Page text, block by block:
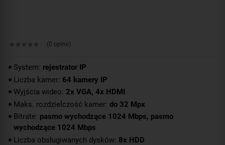
(0 opinii)
System: rejestrator IP
Liczba kamer: 64 kamery IP
Wyjścia wideo: 2x VGA, 4x HDMI
Maks. rozdzielczość kamer: do 32 Mpx
Bitrate: pasmo wychodzące 1024 Mbps, pasmo
wychodzące 1024 Mbps
Liczba obsługiwanych dysków: 8x HDD